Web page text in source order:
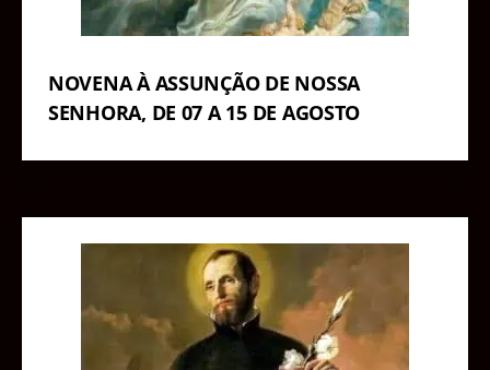
NOVENA À ASSUNÇÃO DE NOSSA
SENHORA, DE 07 A 15 DE AGOSTO